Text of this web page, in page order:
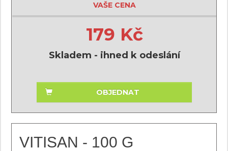
VAŠE CENA
179 Kč
Skladem - ihned k odeslání
OBJEDNAT
VITISAN - 100 G